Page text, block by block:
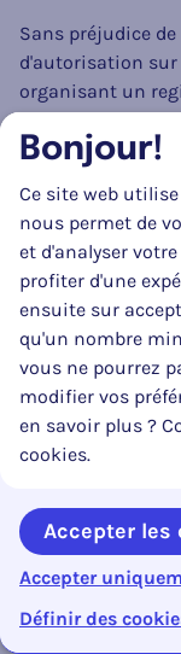
Contenu en
0%
Sans préjudice
d'autorisation sur
organisant un
physiques, le
données
Banque-
immatriculation
Article 11
Sans préjudice
d'autorisation sur
relative à
carrefour de la
Sécurité sociale
Banque-Carrefour
personnes
Carrefour
Article 12
Bonjour!
Ce site web
nous permet de
et d'analyser
profiter d'une
ensuite sur
qu'un nombre
vous ne pourrez
modifier vos
en savoir plus ?
cookies.
Accepter les
Accepter
Définir des